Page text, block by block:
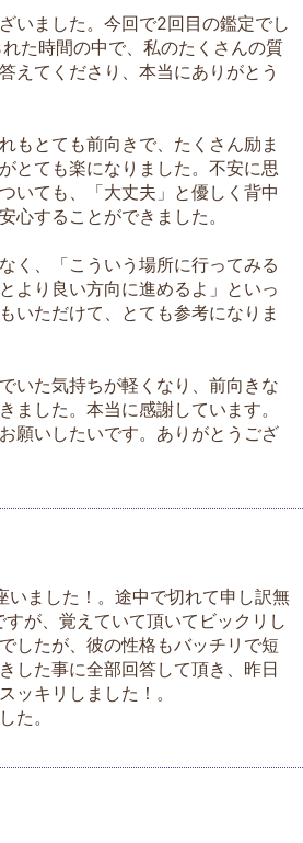
いました。今回で2回目の鑑定でし
た時間の中で、私のたくさんの質
えてくださり、本当にありがとう
もとても前向きで、たくさん励ま
とても楽になりました。不安に思
いても、「大丈夫」と優しく背中
心することができました。
く、「こういう場所に行ってみる
より良い方向に進めるよ」といっ
いただけて、とても参考になりま
いた気持ちが軽くなり、前向きな
ました。本当に感謝しています。
願いしたいです。ありがとうござ
いました！。途中で切れて申し訳無
が、覚えていて頂いてビックリし
したが、彼の性格もバッチリで短
した事に全部回答して頂き、昨日
ッキリしました！。
た。